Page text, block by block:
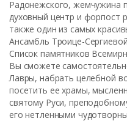
Радонежского, жемчужина
духовный центр и форпост
также один из самых
Ансамбль Троице-
Список памятников
Вы сможете
Лавры, набрать целебной
посетить ее храмы,
святому Руси,
его нетленными